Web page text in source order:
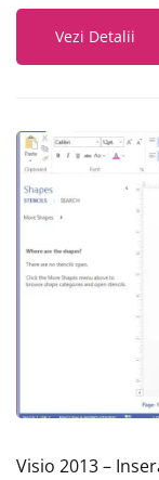
Vezi Detalii
Visio 2013 –